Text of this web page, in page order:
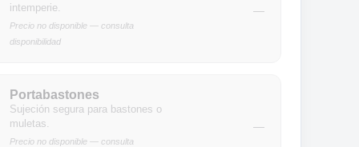
intemperie.
Precio no disponible — consulta
disponibilidad
—
Portabastones
Sujeción segura para bastones o
muletas.
Precio no disponible — consulta
—